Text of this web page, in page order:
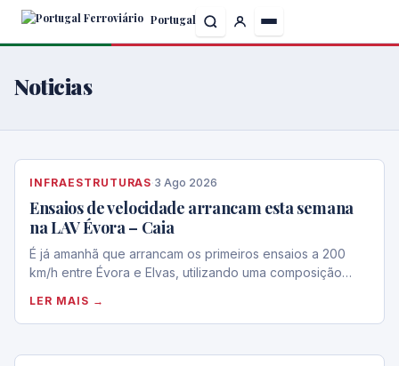
Skip
content
Portugal
Noticias
INFRAESTRUTURAS·3 Ago 2026
Ensaios de velocidade arrancam esta semana
na LAV Évora – Caia
É já amanhã que arrancam os primeiros ensaios a 200
km/h entre Évora e Elvas, utilizando uma composição…
LER MAIS →